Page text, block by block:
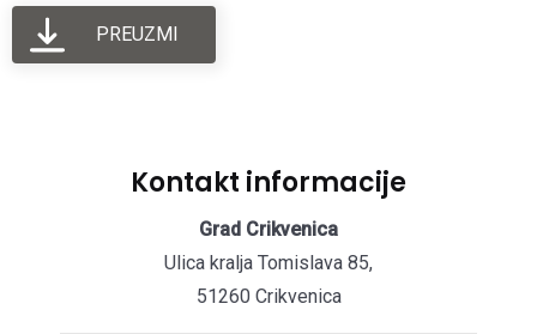
PREUZMI
Kontakt informacije
Grad Crikvenica
Ulica kralja Tomislava 85,
51260 Crikvenica